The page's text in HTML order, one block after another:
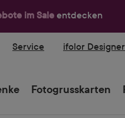
im Sale entdecken
Service ifolor
Fotogrusskarten